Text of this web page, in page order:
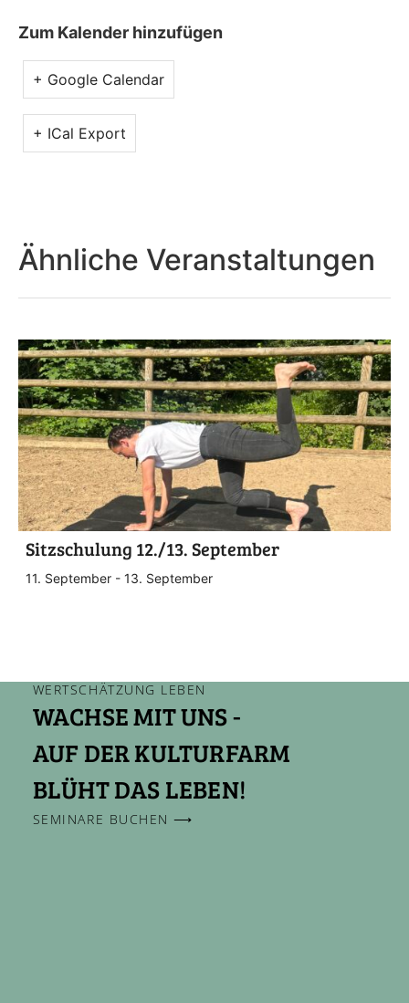
Zum Kalender hinzufügen
+ Google Calendar
+ ICal Export
Ähnliche Veranstaltungen
Sitzschulung 12./13. September
11. September - 13. September
WERTSCHÄTZUNG LEBEN
WACHSE MIT UNS -
AUF DER KULTURFARM
BLÜHT DAS LEBEN!
SEMINARE BUCHEN ⟶